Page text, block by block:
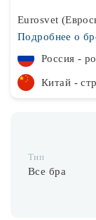
Контакты
Eurosvet
Подробнее о
Россия -
Китай -
Тип
Все бра